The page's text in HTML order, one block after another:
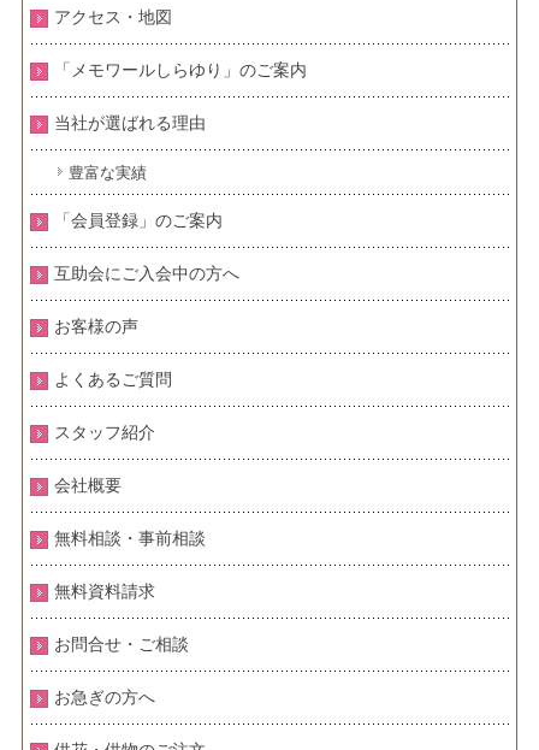
アクセス・地図
「メモワールしらゆり」のご案内
当社が選ばれる理由
豊富な実績
「会員登録」のご案内
互助会にご入会中の方へ
お客様の声
よくあるご質問
スタッフ紹介
会社概要
無料相談・事前相談
無料資料請求
お問合せ・ご相談
お急ぎの方へ